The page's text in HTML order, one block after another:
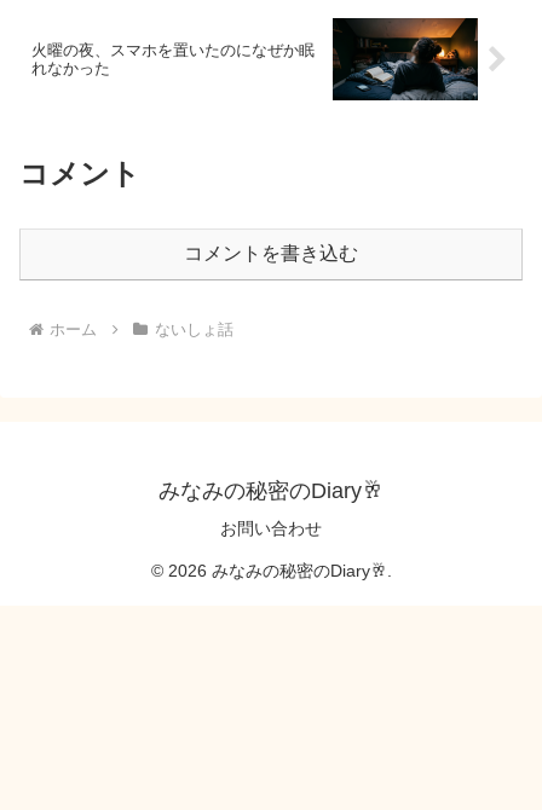
火曜の夜、スマホを置いたのになぜか眠
れなかった
コメント
コメントを書き込む
ホーム ないしょ話
みなみの秘密のDiary🥂
お問い合わせ
© 2026 みなみの秘密のDiary🥂.